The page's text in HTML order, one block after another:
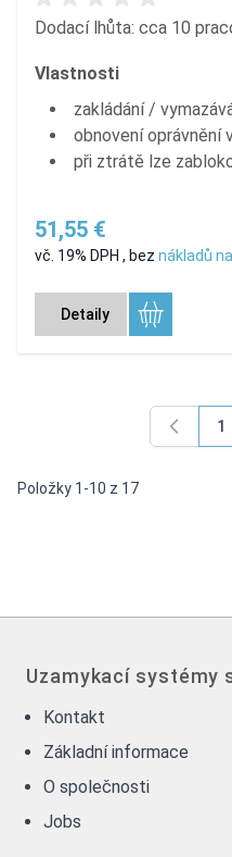
Dodací lhůta: cca 10
Vlastnosti
zakládání /
obnovení oprávnění
při ztrátě lze
51,55 €
vč. 19% DPH , bez nákladů
Detaily
Položky 1 -10 z 17
1
Uzamykací systémy
Kontakt
Základní informace
O společnosti
Jobs